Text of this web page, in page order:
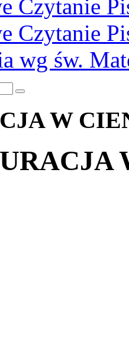
Czytanie
Czytanie
wg św.
W